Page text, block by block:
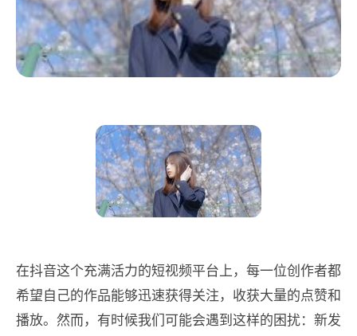
在抖音这个充满活力的短视频平台上，每一位创作者都
希望自己的作品能够迅速获得关注，收获大量的点赞和
播放。然而，有时候我们可能会遇到这样的困扰：新发